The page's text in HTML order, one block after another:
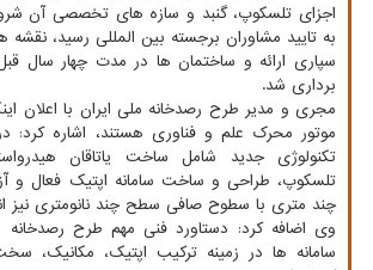
اجزای تلسکوپ، گنبد و سازه های تخصصی آن
به تایید مشاوران برجسته بین المللی رسید،
سپاری ارائه و ساختمان ها در مدت چهار سال
برداری شد.
مجری و مدیر طرح رصدخانه ملی ایران با اعلان
موتور محرک علم و فناوری هستند، اشاره کرد:
تکنولوژی جدید شامل ساخت یاتاقان
تلسکوپ، طراحی و ساخت سامانه اپتیک فعال و
چند متری با سطوح صافی سطح چند نانومتری نیز
وی اضافه کرد: دستاورد فنی مهم طرح رصدخانه
سامانه ها در زمینه ترکیب اپتیک، مکانیک،